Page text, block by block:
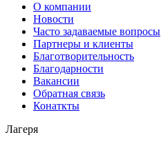
О компании
Новости
Часто задаваемые вопросы
Партнеры и клиенты
Благотворительность
Благодарности
Вакансии
Обратная связь
Конаткты
Лагеря